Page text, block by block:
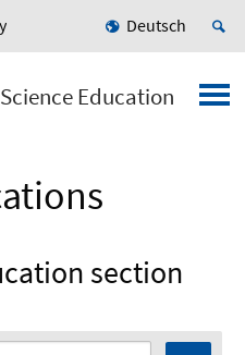
Deutsch
Education
section